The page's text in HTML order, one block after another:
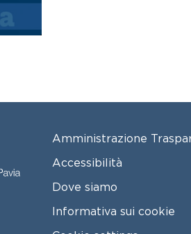
FOOTER MENU
Amministrazione
Accessibilità
Dove siamo
Informativa sui cookie